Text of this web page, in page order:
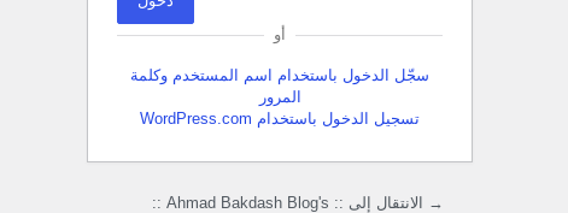
أو
سجّل الدخول باستخدام اسم المستخدم وكلمة
المرور
تسجيل الدخول باستخدام WordPress.com
→ الانتقال إلى :: Ahmad Bakdash Blog's ::